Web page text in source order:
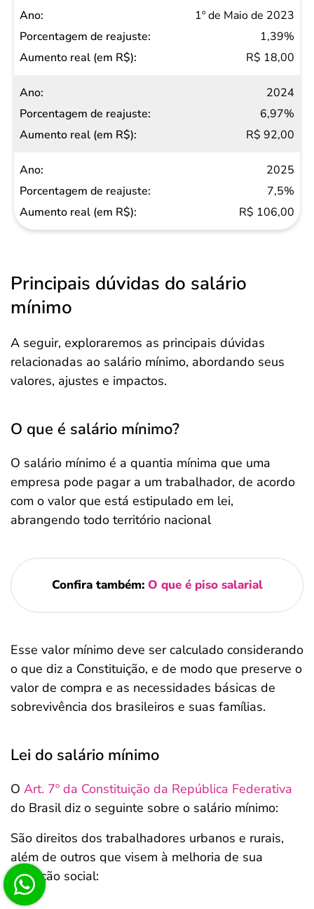
1º de Maio de 2023
1,39%
R$ 18,00
2024
6,97%
R$ 92,00
2025
7,5%
R$ 106,00
Principais dúvidas do salário
mínimo
A seguir, exploraremos as principais dúvidas
relacionadas ao salário mínimo, abordando seus
valores, ajustes e impactos.
O que é salário mínimo?
O salário mínimo é a quantia mínima que uma
empresa pode pagar a um trabalhador, de acordo
com o valor que está estipulado em lei,
abrangendo todo território nacional
Confira também: O que é piso salarial
Esse valor mínimo deve ser calculado considerando
o que diz a Constituição, e de modo que preserve o
valor de compra e as necessidades básicas de
sobrevivência dos brasileiros e suas famílias.
Lei do salário mínimo
O Art. 7º da Constituição da República Federativa
do Brasil diz o seguinte sobre o salário mínimo:
São direitos dos trabalhadores urbanos e rurais,
além de outros que visem à melhoria de sua
condição social: